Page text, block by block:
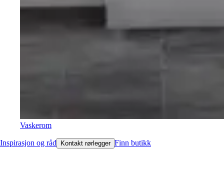
Vaskerom
Inspirasjon og råd Kontakt rørlegger Finn butikk